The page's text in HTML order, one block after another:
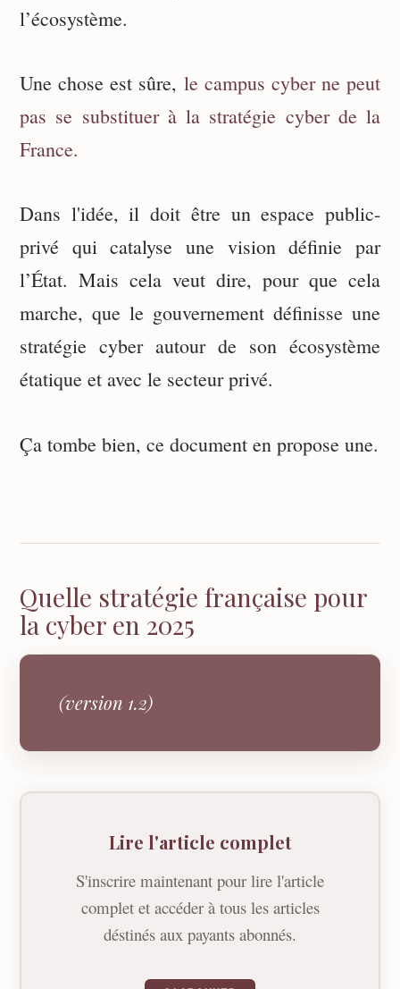
l’écosystème.
Une chose est sûre, le campus cyber ne peut
pas se substituer à la stratégie cyber de la
France.
Dans l'idée, il doit être un espace public-
privé qui catalyse une vision définie par
l’État. Mais cela veut dire, pour que cela
marche, que le gouvernement définisse une
stratégie cyber autour de son écosystème
étatique et avec le secteur privé.
Ça tombe bien, ce document en propose une.
Quelle stratégie française pour
la cyber en 2025
(version 1.2)
Lire l'article complet
S'inscrire maintenant pour lire l'article
complet et accéder à tous les articles
déstinés aux payants abonnés.